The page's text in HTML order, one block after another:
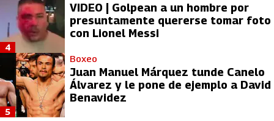
VIDEO | Golpean a un hombre por
presuntamente quererse tomar foto
con Lionel Messi
4
Boxeo
Juan Manuel Márquez tunde Canelo
Álvarez y le pone de ejemplo a David
Benavidez
5